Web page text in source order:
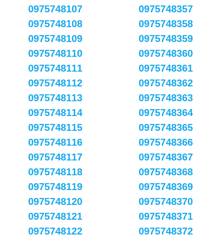
0975748107
0975748108
0975748109
0975748110
0975748111
0975748112
0975748113
0975748114
0975748115
0975748116
0975748117
0975748118
0975748119
0975748120
0975748121
0975748122
0975748357
0975748358
0975748359
0975748360
0975748361
0975748362
0975748363
0975748364
0975748365
0975748366
0975748367
0975748368
0975748369
0975748370
0975748371
0975748372